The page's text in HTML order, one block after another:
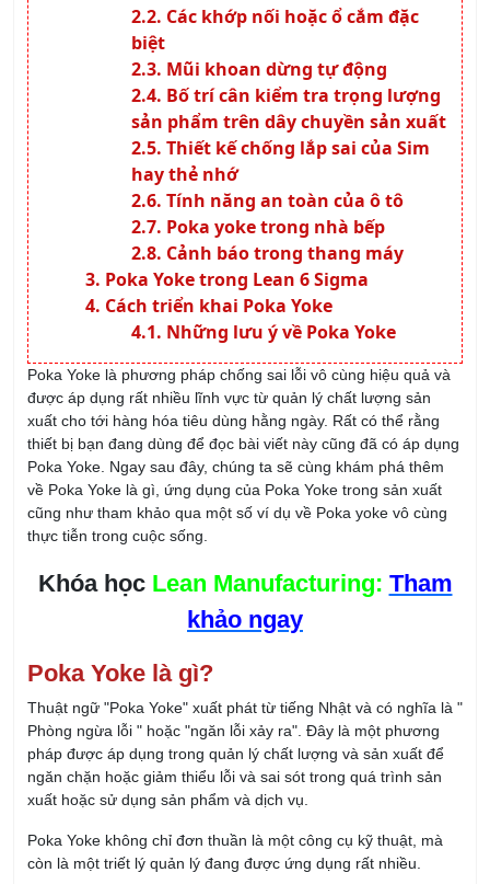
đa dạng lĩnh vực như sản xuất, lắp ráp, sửa chữa vận
hành máy móc thiết bị, chế biến thực phẩm, y tế, dịch vụ,
đời sống hằng ngày,…
Có thể nói rằng cho tới hiện nay, Poka Yoke đã trở thành một
phần quan trọng trongquản lý chất lượngvà cải tiến quy trình
trên toàn thế giới.
Ví dụ về Poka Yoke
Để quý bạn đọc có thể hiểu thêm về Poka Yoke, chúng tôi xin
được giới thiệu một số ví dụ về Poka Yoke thuộc nhiều lĩnh
vực như sau.
Ví dụ về Poka Yoke trong sản xuất
Tại Toyota, trong một công đoạn lắp ráp yêu cầu đủ 2 chiếc lò
xo vào một công tắc nhỏ trên xe hơi. Tuy nhiên khi thao tác thì
hay gặp phải lỗi là công nhân bỏ quên một chiếc lò xo. Để
phòng ngừa lỗi này, ông Shingo đãxây dựng quy trình sản
xuất đơn giản đó là yêu cầu các công nhân phải bỏ 2 chiếc lò
xo vào một khay dựng và chuyển tới vị trí thực hiện thao tác
lắp ráp.
Theo cách làm này, nếu quên lắp ráp đủ 2 chiếc lò xo vào vị trí
nhanh chóng sửa lỗi trước khi sản phẩm đó được hoàn thiện.
Các khớp nối hoặc ổ cắm đặc biệt
thiết kế lại vị trí nối để đảm bảo rằng việc kết nối chỉ sảy ra khi
ráp đúng chiều.
Mũi khoan dừng tự động
Ở hình (A) là mũi khoan thông thường chưa được áp dụng
Poka Yoke, trong quá trình làm việc thì người công nhân thao
tác có thể khoan nông hoặc sâu hơn yêu cầu.
Ở hình (B) là mũi khoan được gắn thêm gờ, mũi khoan chỉ có